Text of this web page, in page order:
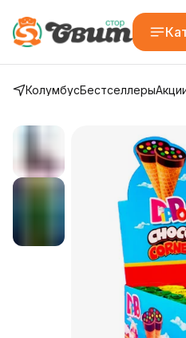
КолумбусБестселлеры